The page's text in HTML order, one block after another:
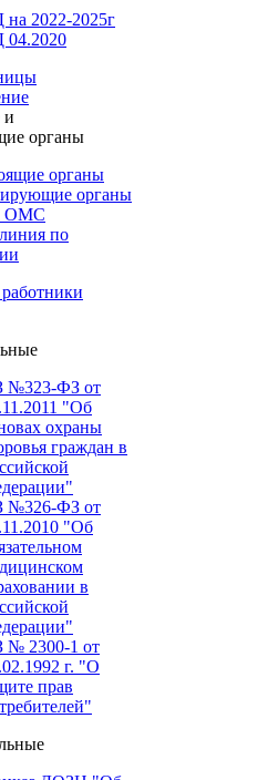
2022-2025г
04.2020
и
органы
органы
органы
ОМС
по
№323-ФЗ от
"Об
охраны
граждан в
№326-ФЗ от
"Об
в
№ 2300-1 от
г. "О
прав